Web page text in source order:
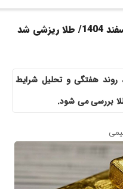
هفتگی و تحلیل شرایط
بررسی می شود.